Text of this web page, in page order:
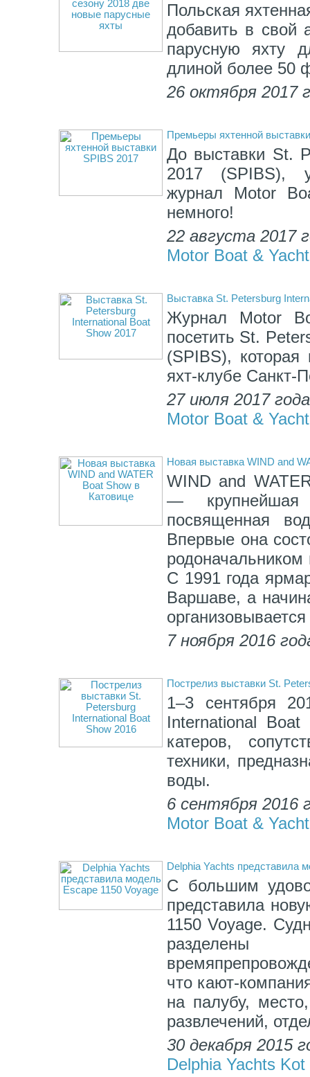
Польская
добавить в свой
парусную яхту
длиной более 50
26 октября 2017
Премьеры яхтенной
До выставки St.
2017 (SPIBS),
журнал Motor
немного!
22 августа 2017
Motor Boat &
Выставка St. Petersburg
Журнал Motor
посетить St.
(SPIBS),
яхт-клубе Санкт-
27 июля 2017 года
Motor Boat &
Новая выставка WIND and
WIND and
— крупнейшая
посвященная
Впервые она
С 1991 года
Варшаве, а
7 ноября 2016
Пострелиз выставки St.
1–3 сентября
International
катеров,
техники,
воды.
6 сентября 2016
Motor Boat &
Delphia Yachts представила
С большим
представила
1150 Voyage.
разделены
что кают-
на палубу,
развлечений,
30 декабря 2015
Delphia Yachts Kot